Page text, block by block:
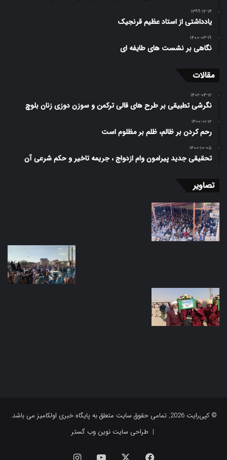
۱۳۹۹-۱۲-۱۴
یادداشتی از استاد عظیم قرنجیک
۱۴۰۰-۰۳-۱۹
نگاهی بر نشست های طایفه ای
مقالات
۱۴۰۲-۰۴-۱۲
نگرشی تطبیقی بر طرح ­های قالی ترکمن و سوزن دوزی زنان بلوچ
۱۴۰۰-۰۱-۱۲
رحم کردن بر ظالم، ظلم بر مظلوم است
۱۴۰۰-۱۰-۰۵
تحقیقی جدید پیرامون وام ازدواج ، جریمه تاخیر و حکم شرعی آن
تصاویر
© کپی‌رایت 2026, تمامی حقوق سایت متعلق به پایگاه خبری اولکامیز می باشد.
| طراحی سایت نوین وب گستر